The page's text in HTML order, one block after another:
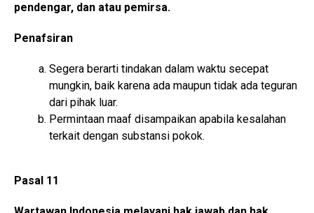
pendengar, dan atau pemirsa.
Penafsiran
Segera berarti tindakan dalam waktu secepat
mungkin, baik karena ada maupun tidak ada teguran
dari pihak luar.
Permintaan maaf disampaikan apabila kesalahan
terkait dengan substansi pokok.
Pasal 11